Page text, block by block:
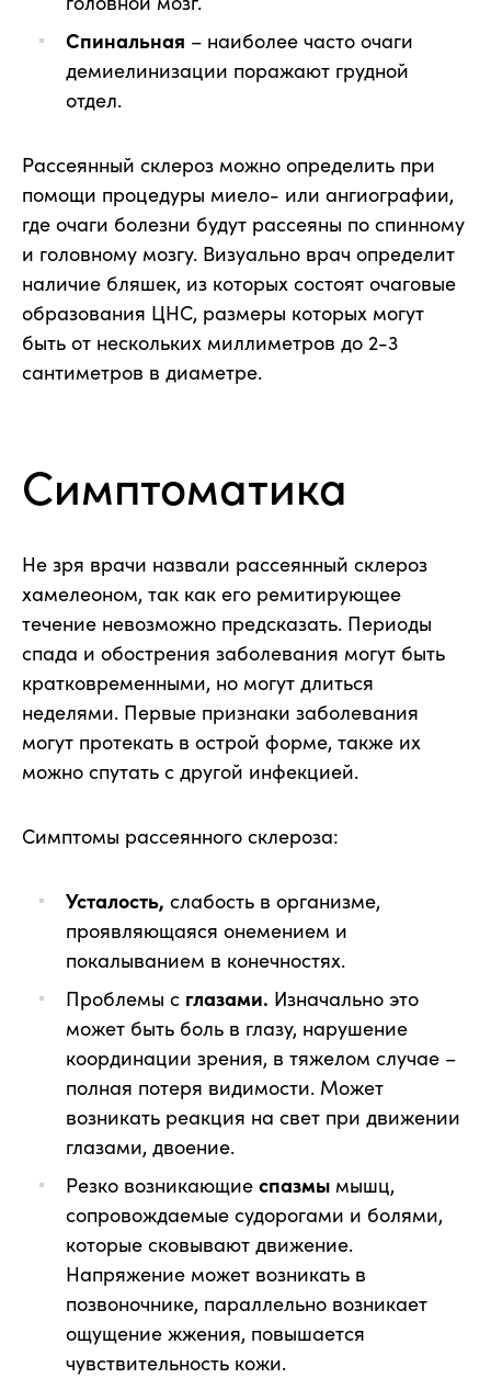
Спинальная – наиболее часто очаги
демиелинизации поражают грудной
отдел.
Рассеянный склероз можно определить при
помощи процедуры миело- или ангиографии,
где очаги болезни будут рассеяны по спинному
и головному мозгу. Визуально врач определит
наличие бляшек, из которых состоят очаговые
образования ЦНС, размеры которых могут
быть от нескольких миллиметров до 2-3
сантиметров в диаметре.
Симптоматика
Не зря врачи назвали рассеянный склероз
хамелеоном, так как его ремитирующее
течение невозможно предсказать. Периоды
спада и обострения заболевания могут быть
кратковременными, но могут длиться
неделями. Первые признаки заболевания
могут протекать в острой форме, также их
можно спутать с другой инфекцией.
Симптомы рассеянного склероза:
Усталость, слабость в организме,
проявляющаяся онемением и
покалыванием в конечностях.
Проблемы с глазами. Изначально это
может быть боль в глазу, нарушение
координации зрения, в тяжелом случае –
полная потеря видимости. Может
возникать реакция на свет при движении
глазами, двоение.
Резко возникающие спазмы мышц,
сопровождаемые судорогами и болями,
которые сковывают движение.
Напряжение может возникать в
позвоночнике, параллельно возникает
ощущение жжения, повышается
чувствительность кожи.